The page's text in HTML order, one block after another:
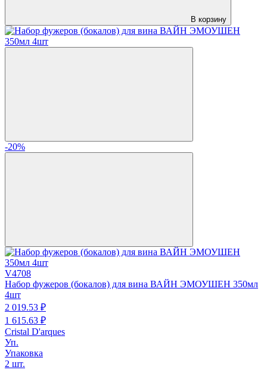
В корзину
-20%
V4708
Набор фужеров (бокалов) для вина ВАЙН ЭМОУШЕН 350мл
4шт
2 019.53 ₽
1 615.63 ₽
Cristal D'arques
Уп.
Упаковка
2 шт.